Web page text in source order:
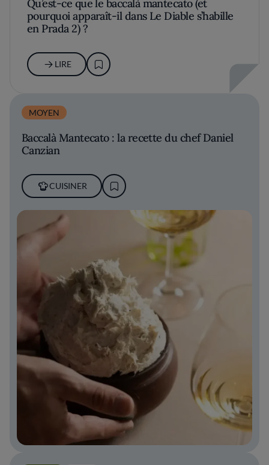
Qu’est-ce que le baccalà mantecato (et
pourquoi apparaît-il dans Le Diable s’habille
en Prada 2) ?
LIRE
MOYEN
Baccalà Mantecato : la recette du chef Daniel
Canzian
CUISINER